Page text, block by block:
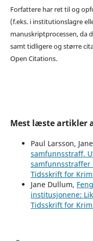
Forfattere har ret til og
(f.eks. i institutionslagre
manuskriptprocessen, da
samt tidligere og større
Open Citations.
Mest læste artikler
Paul Larsson,
samfunnsstraff.
samfunnsstraffer
Tidsskrift for
Jane Dullum,
institusjonene:
Tidsskrift for